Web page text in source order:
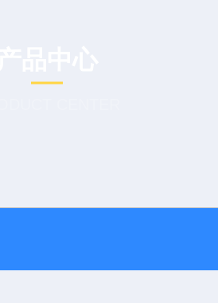
克NIDEK ARK-1自动电脑验光仪